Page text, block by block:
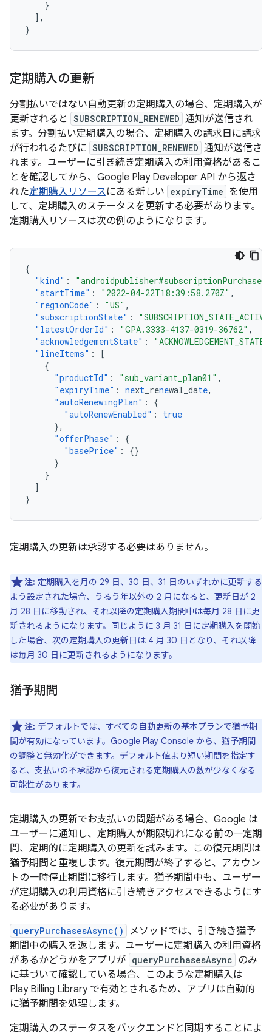
}
],
}
定期購入の更新
分割払いではない自動更新の定期購入の場合、定期購入が
更新されると
SUBSCRIPTION_RENEWED 通知が送信され
ます。分割払い定期購入の場合、定期購入の請求日に請求
が行われるたびに SUBSCRIPTION_RENEWED 通知が送信さ
れます。ユーザーに引き続き定期購入の利用資格があるこ
とを確認してから、Google Play Developer API から返さ
れた定期購入リソースにある新しい expiryTime を使用
して、定期購入のステータスを更新する必要があります。
定期購入リソースは次の例のようになります。
{
"kind" :
"startTime" : "2022-04-22T18:39:58.270Z" ,
"regionCode" : "US" ,
"subscriptionState" :
"latestOrderId" : "GPA.3333-4137-0319-36762" ,
"acknowledgementState" :
"lineItems" :
[
{
"productId" : "sub_variant_plan01" ,
"expiryTime" : next _renewal_date,
"autoRenewingPlan" :
{
"autoRenewEnabled" :
true
},
"offerPhase" :
{
"basePrice" :
{}
}
}
]
}
定期購入の更新は承認する必要はありません。
注: 定期購入を月の 29 日、30 日、31 日のいずれかに更新する
よう設定された場合、うるう年以外の 2 月になると、更新日が 2
月 28 日に移動され、それ以降の定期購入期間中は毎月 28 日に更
新されるようになります。同じように 3 月 31 日に定期購入を開始
した場合、次の定期購入の更新日は 4 月 30 日となり、それ以降
は毎月 30 日に更新されるようになります。
猶予期間
注: デフォルトでは、すべての自動更新の基本プランで猶予期
間が有効になっています。 Google Play Console から、猶予期間
の調整と無効化ができます。デフォルト値より短い期間を指定す
ると、支払いの不承認から復元される定期購入の数が少なくなる
可能性があります。
定期購入の更新でお支払いの問題がある場合、Google は
ユーザーに通知し、定期購入が期限切れになる前の一定期
間、定期的に定期購入の更新を試みます。この復元期間は
猶予期間と重複します。復元期間が終了すると、アカウン
トの一時停止期間に移行します。猶予期間中も、ユーザー
が定期購入の利用資格に引き続きアクセスできるようにす
る必要があります。
queryPurchasesAsync()
メソッドでは、引き続き猶予
期間中の購入を返します。ユーザーに定期購入の利用資格
があるかどうかをアプリが queryPurchasesAsync のみ
に基づいて確認している場合、このような定期購入は
Play Billing Library で有効とされるため、アプリは自動的
に猶予期間を処理します。
定期購入のステータスをバックエンドと同期することによ